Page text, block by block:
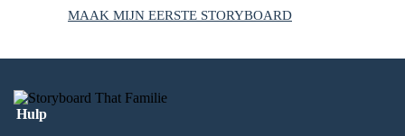
MAAK MIJN EERSTE STORYBOARD
Hulp